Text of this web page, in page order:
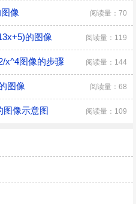
像 阅读量：70
的图像 阅读量：119
x^4图像的步骤 阅读量：144
图像 阅读量：68
图像示意图 阅读量：109